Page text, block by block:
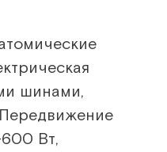
шинами,
Вт,